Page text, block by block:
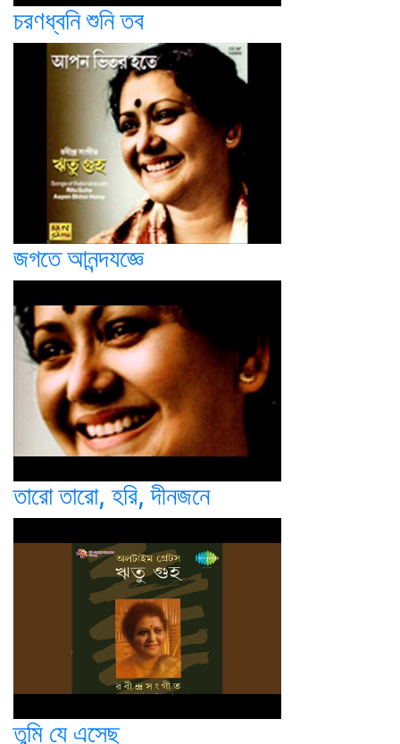
চরণধ্বনি শুনি তব
জগতে আনন্দযজ্ঞে
তারো তারো, হরি, দীনজনে
তুমি যে এসেছ